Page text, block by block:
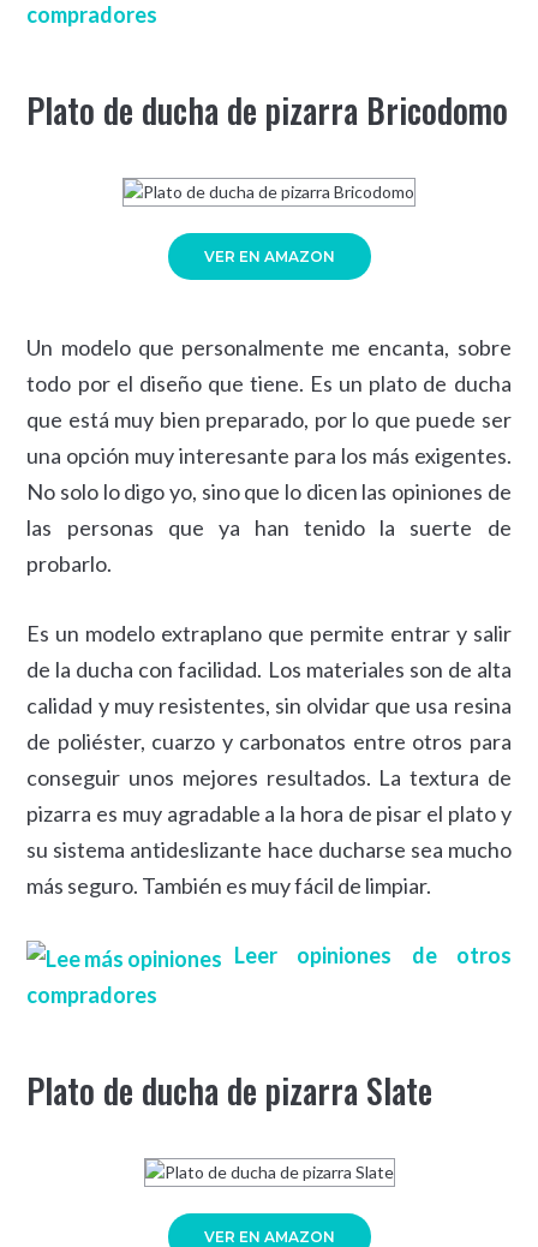
compradores
Plato de ducha de pizarra Bricodomo
VER EN AMAZON
Un modelo que personalmente me encanta, sobre
todo por el diseño que tiene. Es un plato de ducha
que está muy bien preparado, por lo que puede ser
una opción muy interesante para los más exigentes.
No solo lo digo yo, sino que lo dicen las opiniones de
las personas que ya han tenido la suerte de
probarlo.
Es un modelo extraplano que permite entrar y salir
de la ducha con facilidad. Los materiales son de alta
calidad y muy resistentes, sin olvidar que usa resina
de poliéster, cuarzo y carbonatos entre otros para
conseguir unos mejores resultados. La textura de
pizarra es muy agradable a la hora de pisar el plato y
su sistema antideslizante hace ducharse sea mucho
más seguro. También es muy fácil de limpiar.
Leer opiniones de otros
compradores
Plato de ducha de pizarra Slate
VER EN AMAZON